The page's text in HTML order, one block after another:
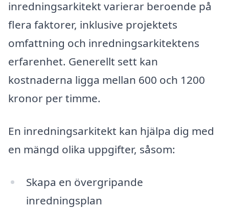
inredningsarkitekt varierar beroende på
flera faktorer, inklusive projektets
omfattning och inredningsarkitektens
erfarenhet. Generellt sett kan
kostnaderna ligga mellan 600 och 1200
kronor per timme.
En inredningsarkitekt kan hjälpa dig med
en mängd olika uppgifter, såsom:
Skapa en övergripande
inredningsplan